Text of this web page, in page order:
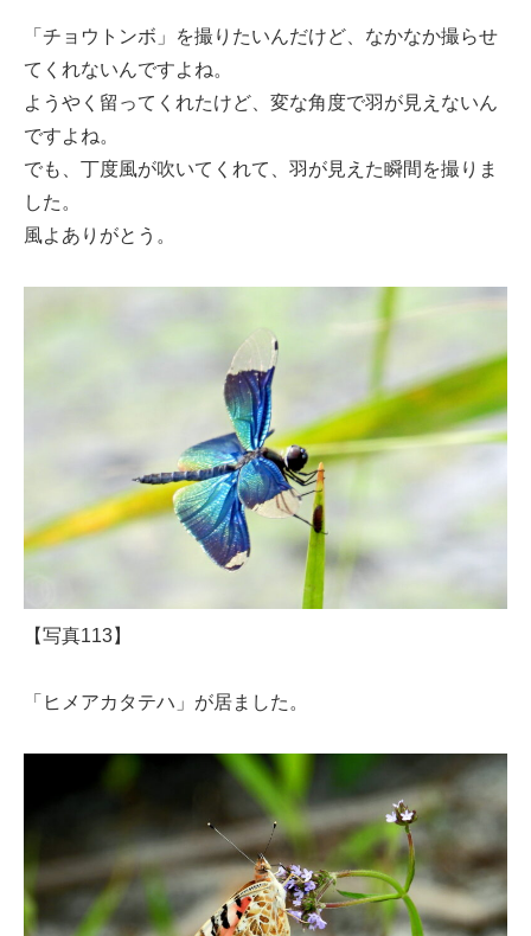
「チョウトンボ」を撮りたいんだけど、なかなか撮らせ
てくれないんですよね。
ようやく留ってくれたけど、変な角度で羽が見えないん
ですよね。
でも、丁度風が吹いてくれて、羽が見えた瞬間を撮りま
した。
風よありがとう。
【写真113】
「ヒメアカタテハ」が居ました。